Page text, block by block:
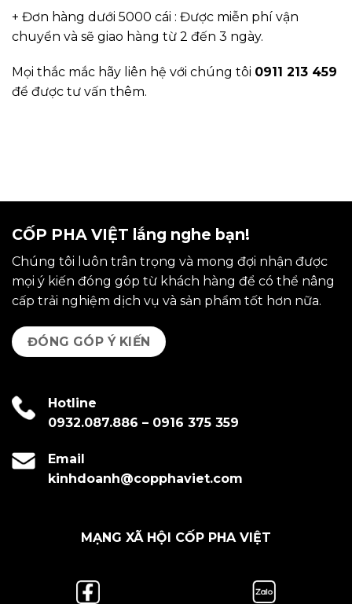
+ Đơn hàng dưới 5000 cái : Được miễn phí vận
chuyển và sẽ giao hàng từ 2 đến 3 ngày.
Mọi thắc mắc hãy liên hệ với chúng tôi 0911 213 459
để được tư vấn thêm.
CỐP PHA VIỆT lắng nghe bạn!
Chúng tôi luôn trân trọng và mong đợi nhận được
mọi ý kiến đóng góp từ khách hàng để có thể nâng
cấp trải nghiệm dịch vụ và sản phẩm tốt hơn nữa.
ĐÓNG GÓP Ý KIẾN
Hotline
0932.087.886 – 0916 375 359
Email
kinhdoanh@copphaviet.com
MẠNG XÃ HỘI CỐP PHA VIỆT